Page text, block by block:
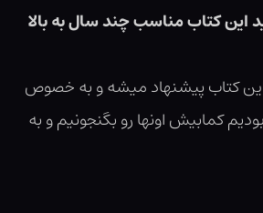
این کتاب مناسب چند سال به بالا
این کتاب پیشنهاد میشه و به خصوص
کمابیش اونها رو بگنجونیم و به